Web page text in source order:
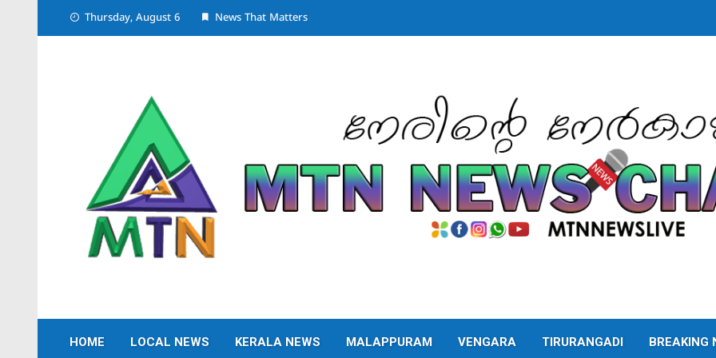
Thursday, August 6 News That Matters
HOME LOCAL NEWS KERALA NEWS MALAPPURAM VENGARA TIRURANGADI BREAKING